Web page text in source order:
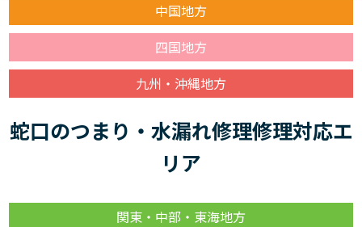
中国地方
四国地方
九州・沖縄地方
蛇口のつまり・水漏れ修理修理対応エ
リア
関東・中部・東海地方